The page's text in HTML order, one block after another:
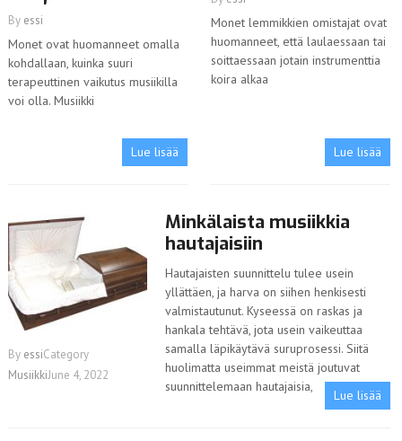
By essi
Monet ovat huomanneet omalla
kohdallaan, kuinka suuri
terapeuttinen vaikutus musiikilla
voi olla. Musiikki
Lue lisää
Monet lemmikkien omistajat ovat
huomanneet, että laulaessaan tai
soittaessaan jotain instrumenttia
koira alkaa
Lue lisää
By essiCategory
MusiikkiJune 4, 2022
Minkälaista musiikkia
hautajaisiin
Hautajaisten suunnittelu tulee usein
yllättäen, ja harva on siihen henkisesti
valmistautunut. Kyseessä on raskas ja
hankala tehtävä, jota usein vaikeuttaa
samalla läpikäytävä suruprosessi. Siitä
huolimatta useimmat meistä joutuvat
suunnittelemaan hautajaisia,
Lue lisää